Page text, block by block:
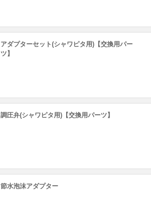
アダプターセット(シャワピタ用)【交換用パー
ツ】
調圧弁(シャワピタ用)【交換用パーツ】
節水泡沫アダプター